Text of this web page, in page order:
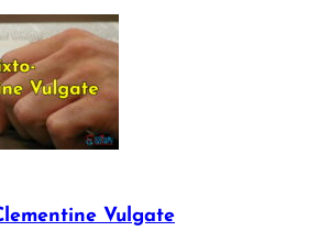
Vulgate